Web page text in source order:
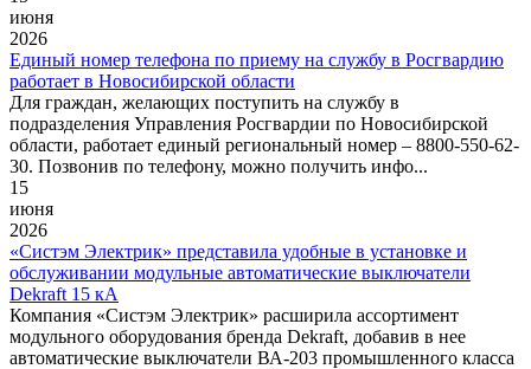
июня
2026
Единый номер телефона по приему на службу в Росгвардию
работает в Новосибирской области
Для граждан, желающих поступить на службу в
подразделения Управления Росгвардии по Новосибирской
области, работает единый региональный номер – 8800-550-62-
30. Позвонив по телефону, можно получить инфо...
15
июня
2026
«Систэм Электрик» представила удобные в установке и
обслуживании модульные автоматические выключатели
Dekraft 15 кА
Компания «Систэм Электрик» расширила ассортимент
модульного оборудования бренда Dekraft, добавив в нее
автоматические выключатели ВА-203 промышленного класса